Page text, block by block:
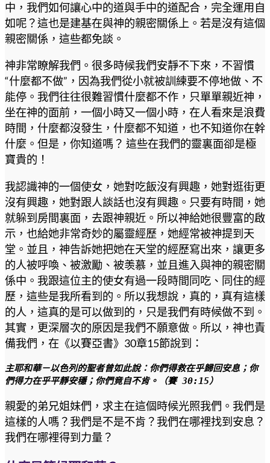
中，我們如何讓心中的道與手中的道配合，完全運用自
如呢？這也是建基在與神的親密關係上。若是沒有這個
親密關係，這些都免談。
神非常瞭解我們。很多時候我們安靜不下來，不習慣
“什麼都不做”，因為我們從小就被訓練要不停地做、不
能停。我們往往很難習慣什麼都不作，只單單親近神，
坐在神的面前，一個小時又一個小時，在人看來是浪費
時間，什麼都沒發生，什麼都不知道，也不知道你在幹
什麼。但是，你知道嗎？ 這些在我們的靈裏面卻是極
寶貴的！
我認識神的一個使女，她對吃飯沒有興趣，她對逛街更
沒有興趣，她對跟人談話也沒有興趣。只要有時間，她
就躲到房間裏面，去跟神親近。所以神給她很豐富的啟
示，也給她非常奇妙的屬靈經歷，她經常被神提到天
堂。並且，神告訴她把她在天堂的經歷寫出來，讓更多
的人被呼喚、被激勵、被羡慕，並且進入與神的親密關
係中。我跟這位主的使女有過一段時間同吃、同住的經
歷，這些是我所看到的。所以我想說，真的，真有這樣
的人，這真的是可以做到的，只是我們有時候做不到。
其實，更深層次的原因是我們不願意做。所以，神也責
備我們，在《以賽亞書》30章15節說到：
主耶和華－以色列的聖者曾如此說：你們得救在乎歸回安息；你
們得力在乎平靜安穩；你們竟自不肯。（賽 30:15）
親愛的弟兄姐妹們，求主在這個時候光照我們。我們是
這樣的人嗎？我們是不是不肯？我們在哪裡找到安息？
我們在哪裡得到力量？